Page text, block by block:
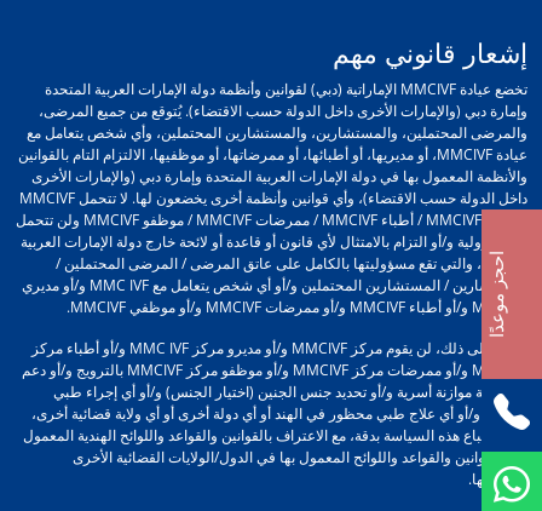
احجز موعدًا
إشعار قانوني مهم
تخضع عيادة MMCIVF الإماراتية (دبي) لقوانين وأنظمة دولة الإمارات العربية المتحدة
وإمارة دبي (والإمارات الأخرى داخل الدولة حسب الاقتضاء). يُتوقع من جميع المرضى،
والمرضى المحتملين، والمستشارين، والمستشارين المحتملين، وأي شخص يتعامل مع
عيادة MMCIVF، أو مديريها، أو أطبائها، أو ممرضاتها، أو موظفيها، الالتزام التام بالقوانين
والأنظمة المعمول بها في دولة الإمارات العربية المتحدة وإمارة دبي (والإمارات الأخرى
داخل الدولة حسب الاقتضاء)، وأي قوانين وأنظمة أخرى يخضعون لها. لا تتحمل MMCIVF
/ مديرو MMCIVF / أطباء MMCIVF / ممرضات MMCIVF / موظفو MMCIVF ولن تتحمل
أي مسؤولية و/أو التزام بالامتثال لأي قانون أو قاعدة أو لائحة خارج دولة الإمارات العربية
المتحدة، والتي تقع مسؤوليتها بالكامل على عاتق المرضى / المرضى المحتملين /
المستشارين / المستشارين المحتملين و/أو أي شخص يتعامل مع MMC IVF و/أو مديري
MMCIVF و/أو أطباء MMCIVF و/أو ممرضات MMCIVF و/أو موظفي MMCIVF.
علاوة على ذلك، لن يقوم مركز MMCIVF و/أو مديرو مركز MMC IVF و/أو أطباء مركز
MMCIVF و/أو ممرضات مركز MMCIVF و/أو موظفو مركز MMCIVF بالترويج و/أو دعم
أي عملية موازنة أسرية و/أو تحديد جنس الجنين (اختيار الجنس) و/أو أي إجراء طبي
محظور و/أو أي علاج طبي محظور في الهند أو أي دولة أخرى أو أي ولاية قضائية أخرى،
وذلك باتباع هذه السياسة بدقة، مع الاعتراف بالقوانين والقواعد واللوائح الهندية المعمول
بها والقوانين والقواعد واللوائح المعمول بها في الدول/الولايات القضائية الأخرى
واحترامها.